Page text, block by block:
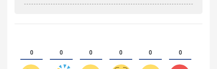
0 0 0 0 0 0